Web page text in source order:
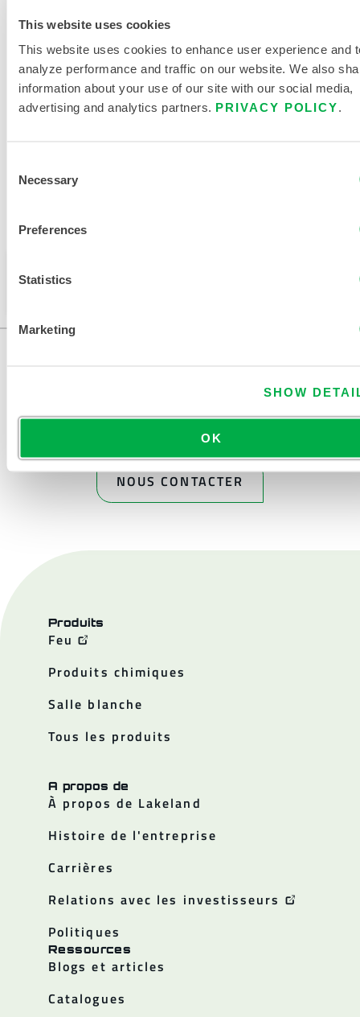
This website uses cookies
This website uses cookies to enhance user experience and
analyze performance and traffic on our website. We also
information about your use of our site with our social media,
advertising and analytics partners. PRIVACY POLICY.
Selection
Necessary
Preferences
Statistics
Marketing
SHOW
OK
DOCUMENTS CONNEXES
VÊTEMENTS JETABLES ET
CHIMIQUES
Disponible dans les régions de vente suivantes : CANADA,
AFRIQUE, MOYEN-ORIENT, ANTARCTIQUE, RUSSIE.
Ce produit n'est pas vendu dans votre région. Vous
pouvez modifier votre région en haut de la page.
NOUS CONTACTER
Produits
Feu
Produits chimiques
Salle blanche
Tous les produits
A propos de
À propos de Lakeland
Histoire de l'entreprise
Carrières
Relations avec les investisseurs
Politiques
Ressources
Blogs et articles
Catalogues